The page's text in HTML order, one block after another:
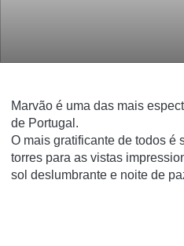
Marvão é uma das mais
de Portugal.
O mais gratificante de todos é
torres para as vistas
sol deslumbrante e noite de